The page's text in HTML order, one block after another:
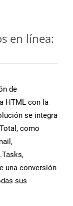
en línea:
de
HTML con la
se integra
como
una conversión
sus